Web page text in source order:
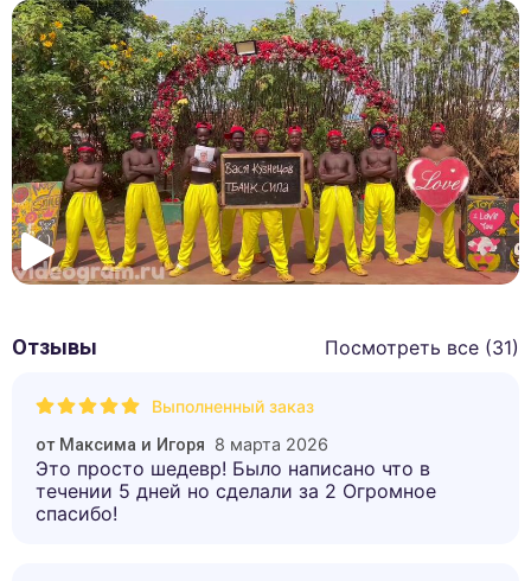
Отзывы Посмотреть все (31)
Выполненный заказ
от Максима и Игоря 8 марта 2026
Это просто шедевр! Было написано что в
течении 5 дней но сделали за 2 Огромное
спасибо!